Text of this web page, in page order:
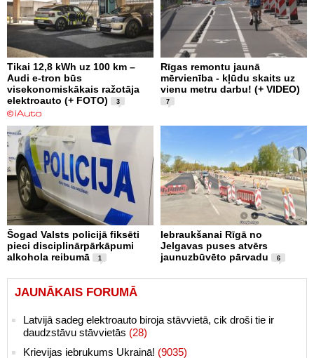
Tikai 12,8 kWh uz 100 km –
Audi e-tron būs
visekonomiskākais ražotāja
elektroauto (+ FOTO)
3
Rīgas remontu jaunā
mērvienība - kļūdu skaits uz
vienu metru darbu! (+ VIDEO)
7
Šogad Valsts policijā fiksēti
pieci disciplinārpārkāpumi
alkohola reibumā
1
Iebraukšanai Rīgā no
Jelgavas puses atvērs
jaunuzbūvēto pārvadu
6
JAUNĀKAIS FORUMĀ
Latvijā sadeg elektroauto biroja stāvvietā, cik droši tie ir
daudzstāvu stāvvietās (28)
Krievijas iebrukums Ukrainā! (9035)